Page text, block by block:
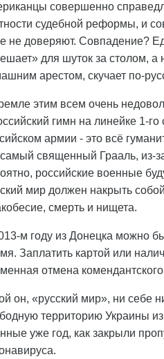
совершенно
судебной реформы, и
не доверяют. Совпадение?
для шуток за столом, а
арестом, скучает по-
этим всем очень
гимн на линейке 1-
армии - это всё
самый священный Грааль, из-
российские военные
мир должен накрыть
смерть и нищета.
м году из Донецка можно
Заплатить картой или
отмена
он, «русский мир», ни себе
территорию Украины
уже год, как закрыли